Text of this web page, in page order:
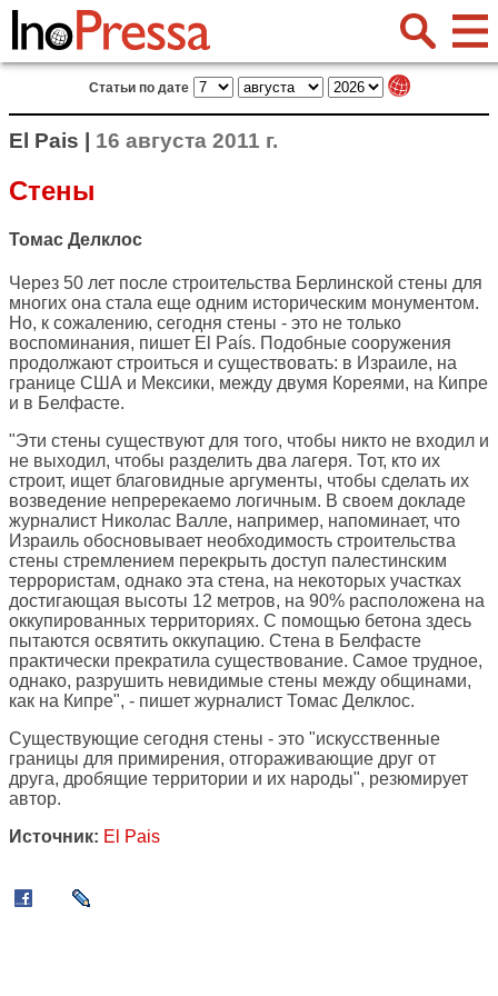
Статьи по дате
El Pais | 16 августа 2011 г.
Стены
Томас Делклос
Через 50 лет после строительства Берлинской стены для
многих она стала еще одним историческим монументом.
Но, к сожалению, сегодня стены - это не только
воспоминания, пишет El País. Подобные сооружения
продолжают строиться и существовать: в Израиле, на
границе США и Мексики, между двумя Кореями, на Кипре
и в Белфасте.
"Эти стены существуют для того, чтобы никто не входил и
не выходил, чтобы разделить два лагеря. Тот, кто их
строит, ищет благовидные аргументы, чтобы сделать их
возведение непререкаемо логичным. В своем докладе
журналист Николас Валле, например, напоминает, что
Израиль обосновывает необходимость строительства
стены стремлением перекрыть доступ палестинским
террористам, однако эта стена, на некоторых участках
достигающая высоты 12 метров, на 90% расположена на
оккупированных территориях. С помощью бетона здесь
пытаются освятить оккупацию. Стена в Белфасте
практически прекратила существование. Самое трудное,
однако, разрушить невидимые стены между общинами,
как на Кипре", - пишет журналист Томас Делклос.
Существующие сегодня стены - это "искусственные
границы для примирения, отгораживающие друг от
друга, дробящие территории и их народы", резюмирует
автор.
Источник: El Pais